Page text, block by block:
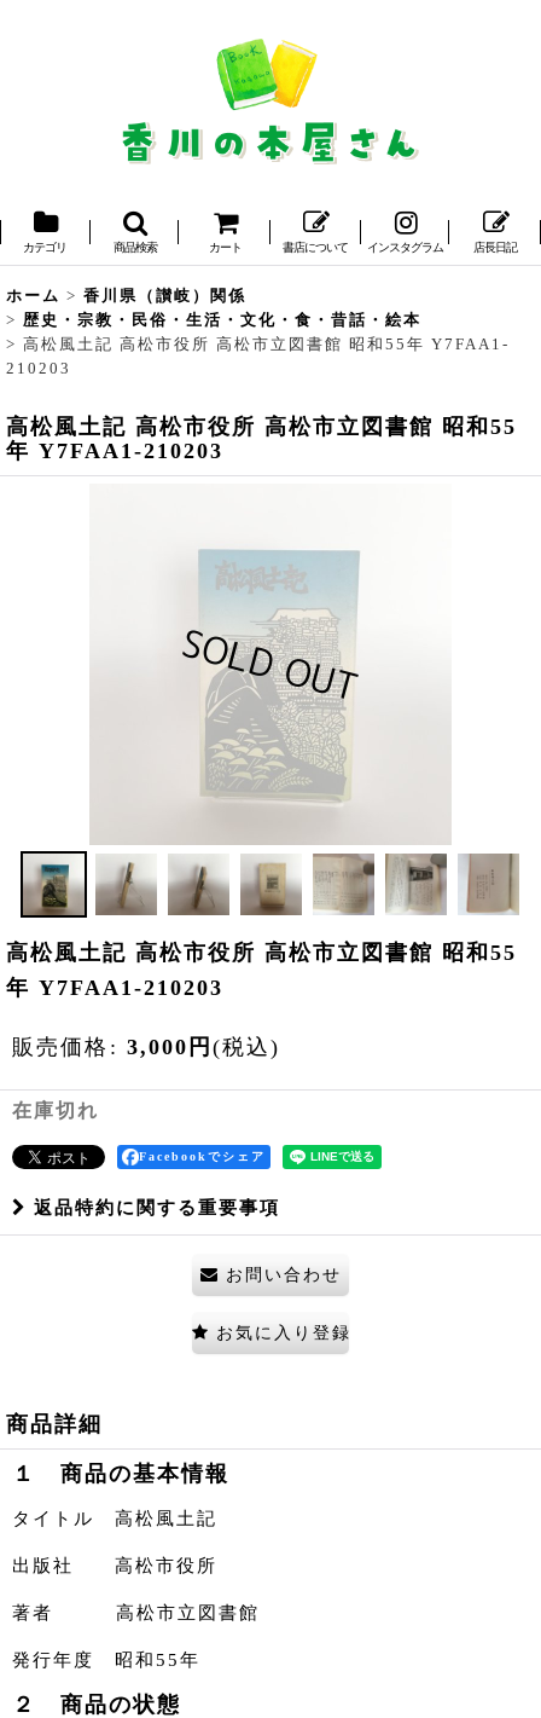
カテゴリ 商品検索 カート 書店について インスタグラム 店長日記
ホーム > 香川県（讃岐）関係
> 歴史・宗教・民俗・生活・文化・食・昔話・絵本
> 高松風土記 高松市役所 高松市立図書館 昭和55年 Y7FAA1-
210203
高松風土記 高松市役所 高松市立図書館 昭和55
年 Y7FAA1-210203
高松風土記 高松市役所 高松市立図書館 昭和55
年 Y7FAA1-210203
販売価格 : 3,000 円 (税込)
在庫切れ
Facebookでシェア
返品特約に関する重要事項
お問い合わせ
お気に入り登録
商品詳細
１ 商品の基本情報
タイトル 高松風土記
出版社 高松市役所
著者 高松市立図書館
発行年度 昭和55年
２ 商品の状態